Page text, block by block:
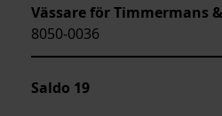
Vässare för Timmermans
8050-0036
Saldo 19